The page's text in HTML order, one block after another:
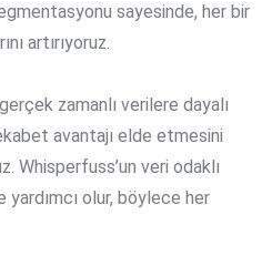
sayesinde, her bir
artırıyoruz.
zamanlı verilere dayalı
avantajı elde etmesini
Whisperfuss’un veri odaklı
olur, böylece her